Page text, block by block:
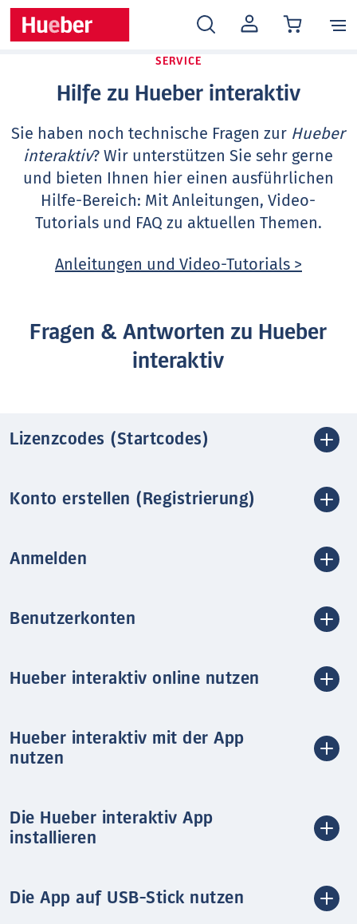
MEIN
KONTO
SERVICE
Hilfe zu Hueber interaktiv
Sie haben noch technische Fragen zur Hueber
interaktiv? Wir unterstützen Sie sehr gerne
und bieten Ihnen hier einen ausführlichen
Hilfe-Bereich: Mit Anleitungen, Video-
Tutorials und FAQ zu aktuellen Themen.
Anleitungen und Video-Tutorials >
Fragen & Antworten zu Hueber
interaktiv
Lizenzcodes (Startcodes)
Konto erstellen (Registrierung)
Anmelden
Benutzerkonten
Hueber interaktiv online nutzen
Hueber interaktiv mit der App
nutzen
Die Hueber interaktiv App
installieren
Die App auf USB-Stick nutzen